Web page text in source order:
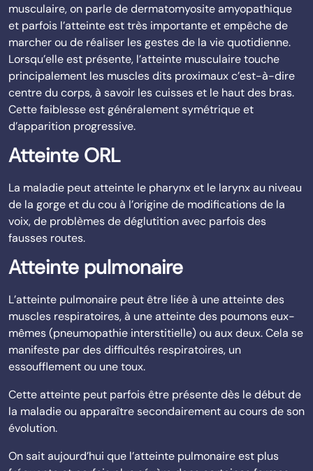
musculaire, on parle de dermatomyosite amyopathique
et parfois l’atteinte est très importante et empêche de
marcher ou de réaliser les gestes de la vie quotidienne.
Lorsqu’elle est présente, l’atteinte musculaire touche
principalement les muscles dits proximaux c’est-à-dire
centre du corps, à savoir les cuisses et le haut des bras.
Cette faiblesse est généralement symétrique et
d’apparition progressive.
Atteinte ORL
La maladie peut atteinte le pharynx et le larynx au niveau
de la gorge et du cou à l’origine de modifications de la
voix, de problèmes de déglutition avec parfois des
fausses routes.
Atteinte pulmonaire
L’atteinte pulmonaire peut être liée à une atteinte des
muscles respiratoires, à une atteinte des poumons eux-
mêmes (pneumopathie interstitielle) ou aux deux. Cela se
manifeste par des difficultés respiratoires, un
essoufflement ou une toux.
Cette atteinte peut parfois être présente dès le début de
la maladie ou apparaître secondairement au cours de son
évolution.
On sait aujourd’hui que l’atteinte pulmonaire est plus